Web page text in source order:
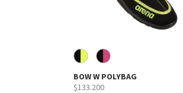
BOW W POLYBAG
$133.200